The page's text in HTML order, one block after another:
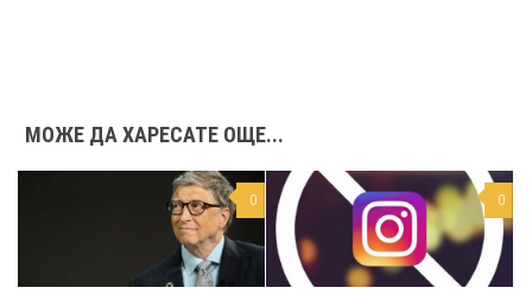
МОЖЕ ДА ХАРЕСАТЕ ОЩЕ...
0 0